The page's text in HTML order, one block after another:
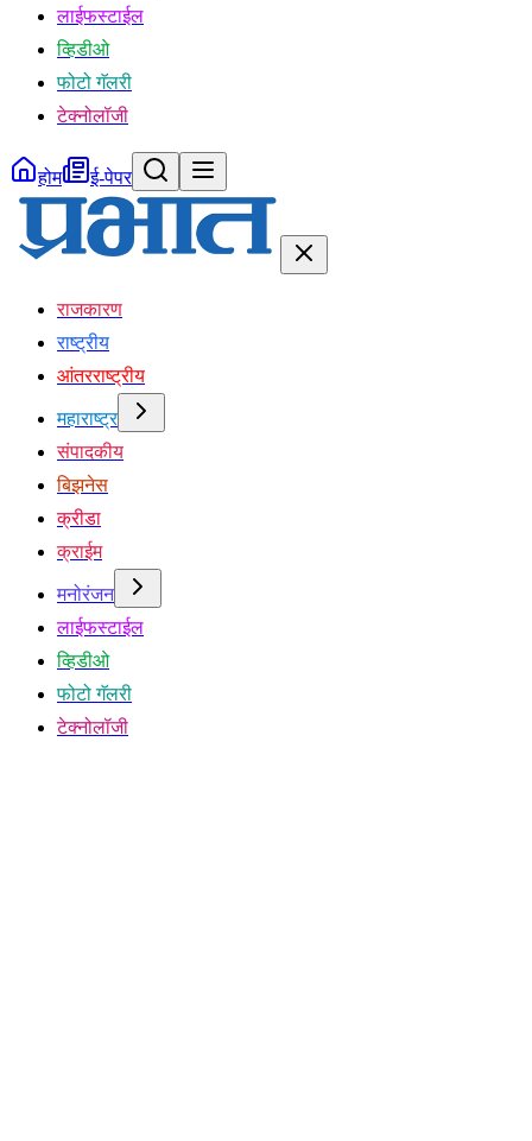
लाईफस्टाईल
व्हिडीओ
फोटो गॅलरी
टेक्नोलॉजी
होम ई-पेपर
राजकारण
राष्ट्रीय
आंतरराष्ट्रीय
महाराष्ट्र
संपादकीय
बिझनेस
क्रीडा
क्राईम
मनोरंजन
लाईफस्टाईल
व्हिडीओ
फोटो गॅलरी
टेक्नोलॉजी